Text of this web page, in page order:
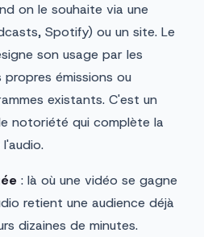
on le souhaite via une
Spotify) ou un site. Le
son usage par les
propres émissions ou
existants. C'est un
notoriété qui complète la
: là où une vidéo se gagne
retient une audience déjà
dizaines de minutes.